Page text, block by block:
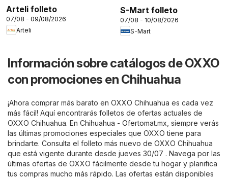
Arteli folleto
07/08 - 09/08/2026
Arteli
S-Mart folleto
07/08 - 10/08/2026
S-Mart
Información sobre catálogos de OXXO
con promociones en Chihuahua
¡Ahora comprar más barato en OXXO Chihuahua es cada vez
más fácil! Aquí encontrarás folletos de ofertas actuales de
OXXO Chihuahua. En Chihuahua - Ofertomat.mx , siempre verás
las últimas promociones especiales que OXXO tiene para
brindarte. Consulta el folleto más nuevo de OXXO Chihuahua
que está vigente durante desde jueves 30/07 . Navega por las
últimas ofertas de OXXO fácilmente desde tu hogar y planifica
tus compras mucho más rápido. Las ofertas están disponibles